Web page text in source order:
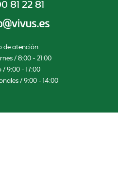
81 22 81
de atención:
/ 8:00 – 21:00
/ 9:00 – 17:00
/ 9:00 – 14:00